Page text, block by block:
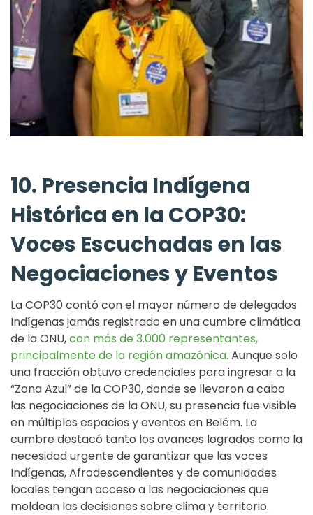
10. Presencia Indígena
Histórica en la COP30:
Voces Escuchadas en las
Negociaciones y Eventos
La COP30 contó con el mayor número de delegados
Indígenas jamás registrado en una cumbre climática
de la ONU,con más de 3.000 representantes,
principalmente de la región amazónica. Aunque solo
una fracción obtuvo credenciales para ingresar a la
“Zona Azul” de la COP30, donde se llevaron a cabo
las negociaciones de la ONU, su presencia fue visible
en múltiples espacios y eventos en Belém. La
cumbre destacó tanto los avances logrados como la
necesidad urgente de garantizar que las voces
Indígenas, Afrodescendientes y de comunidades
locales tengan acceso a las negociaciones que
moldean las decisiones sobre clima y territorio.